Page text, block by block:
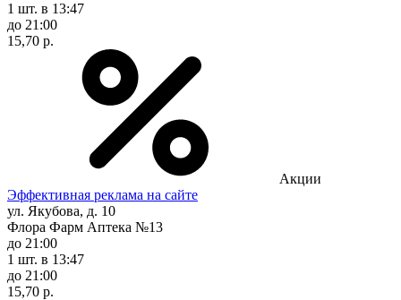
1 шт. в 13:47
до 21:00
15,70 р.
Акции
Эффективная реклама на сайте
ул. Якубова, д. 10
Флора Фарм Аптека №13
до 21:00
1 шт. в 13:47
до 21:00
15,70 р.